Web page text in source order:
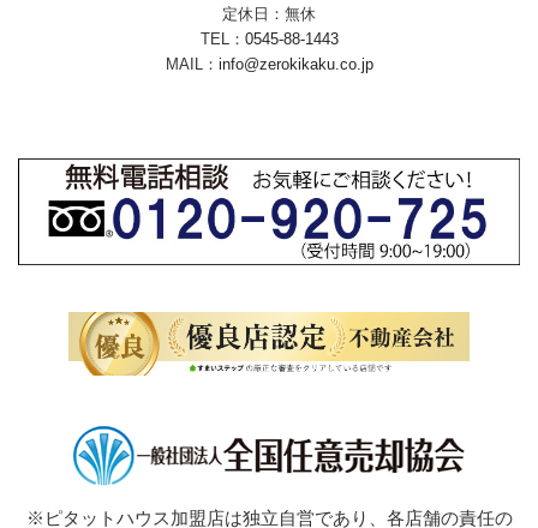
定休日：無休
TEL： 0545-88-1443
MAIL： info@zerokikaku.co.jp
※ピタットハウス加盟店は独立自営であり、各店舗の責任の